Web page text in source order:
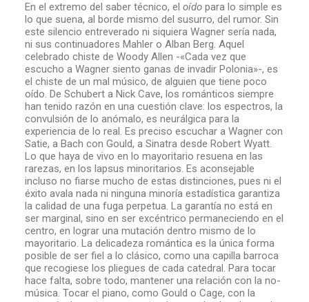
En el extremo del saber técnico, el oído para lo simple es
lo que suena, al borde mismo del susurro, del rumor. Sin
este silencio entreverado ni siquiera Wagner sería nada,
ni sus continuadores Mahler o Alban Berg. Aquel
celebrado chiste de Woody Allen -«Cada vez que
escucho a Wagner siento ganas de invadir Polonia»-, es
el chiste de un mal músico, de alguien que tiene poco
oído. De Schubert a Nick Cave, los románticos siempre
han tenido razón en una cuestión clave: los espectros, la
convulsión de lo anómalo, es neurálgica para la
experiencia de lo real. Es preciso escuchar a Wagner con
Satie, a Bach con Gould, a Sinatra desde Robert Wyatt.
Lo que haya de vivo en lo mayoritario resuena en las
rarezas, en los lapsus minoritarios. Es aconsejable
incluso no fiarse mucho de estas distinciones, pues ni el
éxito avala nada ni ninguna minoría estadística garantiza
la calidad de una fuga perpetua. La garantía no está en
ser marginal, sino en ser excéntrico permaneciendo en el
centro, en lograr una mutación dentro mismo de lo
mayoritario. La delicadeza romántica es la única forma
posible de ser fiel a lo clásico, como una capilla barroca
que recogiese los pliegues de cada catedral. Para tocar
hace falta, sobre todo, mantener una relación con la no-
música. Tocar el piano, como Gould o Cage, con la